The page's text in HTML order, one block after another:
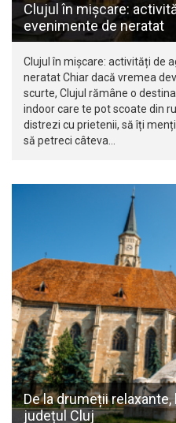
Clujul în mișcare:
evenimente de neratat
Clujul în mișcare: activități de
neratat Chiar dacă vremea
scurte, Clujul rămâne o
indoor care te pot scoate din
distrezi cu prietenii, să îți
să petreci câteva…
De la drumeții
județul Cluj